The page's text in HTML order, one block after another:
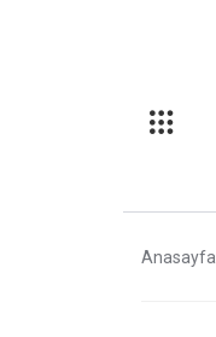
Anasayfa